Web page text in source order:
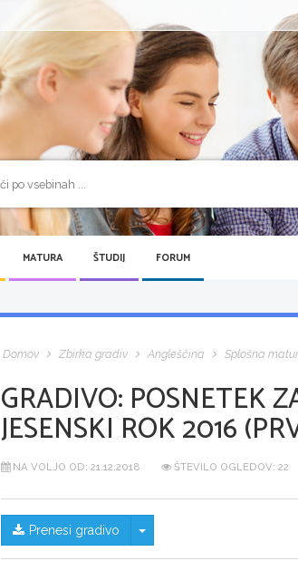
MATURA ŠTUDIJ FORUM
Domov Zbirka gradiv Angleščina Splošna
GRADIVO: POSNETEK
JESENSKI ROK 2016
NA VOLJO OD: 21.12.2018 ŠTEVILO OGLEDOV: 22
Prenesi gradivo Skrij/prikaži meni